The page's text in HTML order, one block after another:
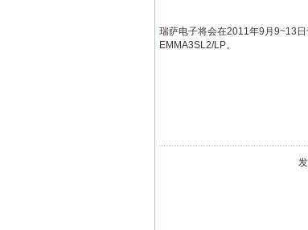
瑞萨电子将会在2011年9月9~13
EMMA3SL2/LP。